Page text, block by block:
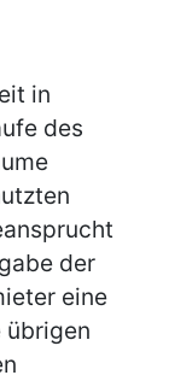
in
des
der
eine
übrigen